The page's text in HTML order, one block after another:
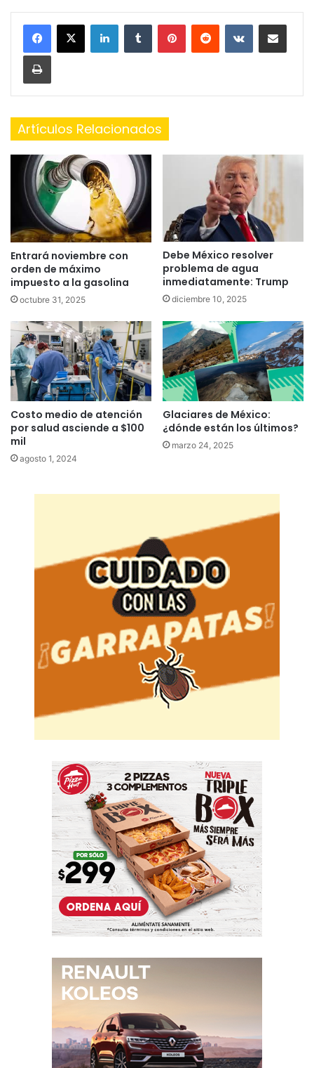
LinkedInTumblr PinterestReddit VKontakteShare via Email
Print
Artículos Relacionados
Entrará noviembre con
orden de máximo
impuesto a la gasolina
octubre 31, 2025
Debe México resolver
problema de agua
inmediatamente: Trump
diciembre 10, 2025
Costo medio de atención
por salud asciende a $100
mil
agosto 1, 2024
Glaciares de México:
¿dónde están los últimos?
marzo 24, 2025